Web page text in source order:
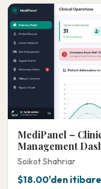
MediPanel –
Management
Soikot Shahriar
$18.00'den